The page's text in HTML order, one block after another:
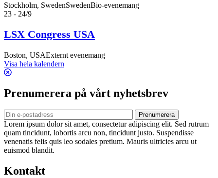
Stockholm, SwedenSwedenBio-evenemang
23 - 24/9
LSX Congress USA
Boston, USAExternt evenemang
Visa hela kalendern
Prenumerera på vårt nyhetsbrev
Prenumerera
Lorem ipsum dolor sit amet, consectetur adipiscing elit. Sed rutrum
quam tincidunt, lobortis arcu non, tincidunt justo. Suspendisse
venenatis felis quis leo sodales pretium. Mauris ultricies arcu ut
euismod blandit.
Kontakt